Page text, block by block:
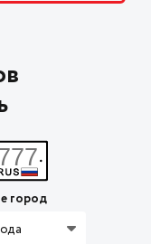
город